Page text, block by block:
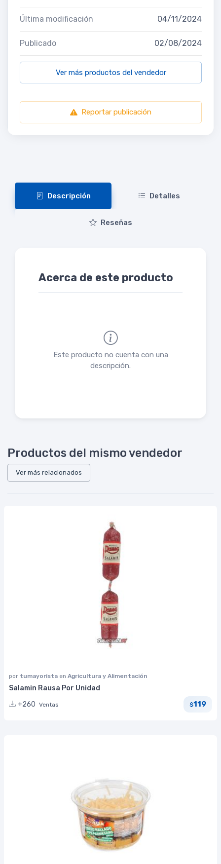
Última modificación 04/11/2024
Publicado 02/08/2024
Ver más productos del vendedor
Reportar publicación
Descripción Detalles
Reseñas
Acerca de este producto
Este producto no cuenta con una
descripción.
Productos del mismo vendedor
Ver más relacionados
por tumayorista en Agricultura y Alimentación
Salamin Rausa Por Unidad
+260 Ventas $119